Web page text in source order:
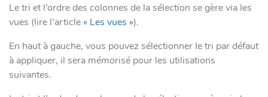
Le tri et l’ordre des colonnes de la sélection se gère via les
vues (lire l’article « Les vues »).
En haut à gauche, vous pouvez sélectionner le tri par défaut
à appliquer, il sera mémorisé pour les utilisations
suivantes.